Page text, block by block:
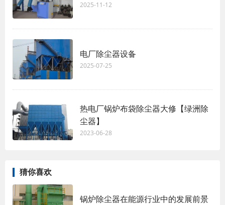
2025-11-12
电厂除尘器设备
2025-07-25
热电厂锅炉布袋除尘器大修【绿洲除
尘器】
2023-06-28
猜你喜欢
锅炉除尘器在能源行业中的发展前景